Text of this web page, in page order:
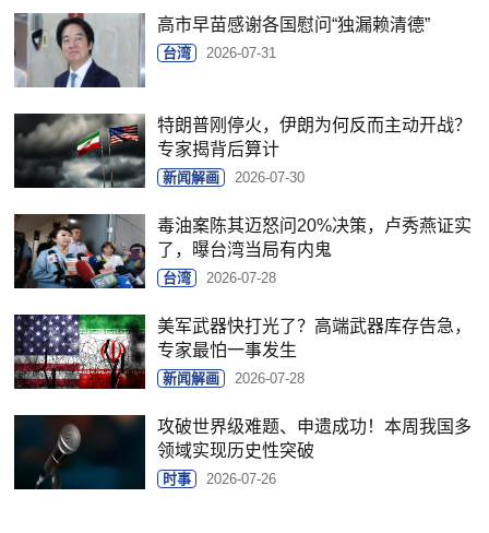
高市早苗感谢各国慰问“独漏赖清德”
台湾 2026-07-31
特朗普刚停火，伊朗为何反而主动开战？
专家揭背后算计
新闻解画 2026-07-30
毒油案陈其迈怒问20%决策，卢秀燕证实
了，曝台湾当局有内鬼
台湾 2026-07-28
美军武器快打光了？高端武器库存告急，
专家最怕一事发生
新闻解画 2026-07-28
攻破世界级难题、申遗成功！本周我国多
领域实现历史性突破
时事 2026-07-26